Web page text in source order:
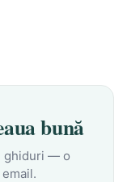
bună
ghiduri — o